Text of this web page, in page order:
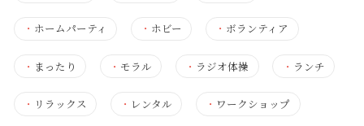
・ ホームパーティ ・ ホビー ・ ボランティア
・ まったり ・ モラル ・ ラジオ体操 ・ ランチ
・ リラックス ・ レンタル ・ ワークショップ